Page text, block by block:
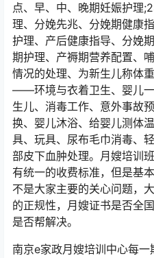
点、早、中、晚期妊娠护
理、分娩先兆、分娩期健康
护理、产后健康指导、分娩
期护理、产褥期营养配置、
情况的处理、为新生儿称体
——环境与衣着卫生、婴儿
生儿、消毒工作、意外事故
换、婴儿沐浴、给婴儿测体
具、玩具、尿布毛巾消毒、
部皮下血肿处理。月嫂培训
有统一的收费标准，但是基
不是大家主要的关心问题，
的正规性，月嫂证书是否全
是否帮解决。
南京e家政月嫂培训中心每